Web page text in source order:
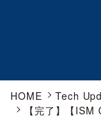
HOME
Tech
【完了】【